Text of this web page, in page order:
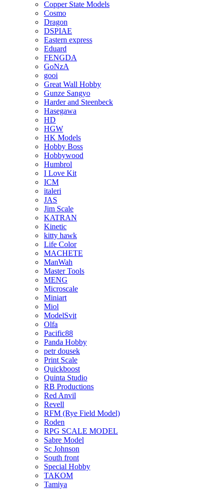
Copper State Models
Cosmo
Dragon
DSPIAE
Eastern express
Eduard
FENGDA
GoNzA
gooi
Great Wall Hobby
Gunze Sangyo
Harder and Steenbeck
Hasegawa
HD
HGW
HK Models
Hobby Boss
Hobbywood
Humbrol
I Love Kit
ICM
italeri
JAS
Jim Scale
KATRAN
Kinetic
kitty hawk
Life Color
MACHETE
ManWah
Master Tools
MENG
Microscale
Miniart
Miol
ModelSvit
Olfa
Pacific88
Panda Hobby
petr dousek
Print Scale
Quickboost
Quinta Studio
RB Productions
Red Anvil
Revell
RFM (Rye Field Model)
Roden
RPG SCALE MODEL
Sabre Model
Sc Johnson
South front
Special Hobby
TAKOM
Tamiya